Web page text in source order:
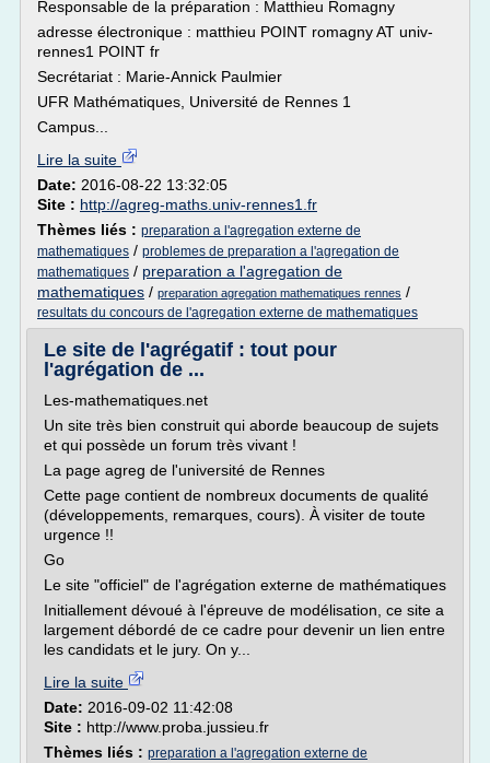
Responsable de la préparation : Matthieu Romagny
adresse électronique : matthieu POINT romagny AT univ-
rennes1 POINT fr
Secrétariat : Marie-Annick Paulmier
UFR Mathématiques, Université de Rennes 1
Campus...
Lire la suite
Date: 2016-08-22 13:32:05
Site : http://agreg-maths.univ-rennes1.fr
Thèmes liés : preparation a l'agregation externe de
mathematiques / problemes de preparation a l'agregation de
mathematiques / preparation a l'agregation de
mathematiques / preparation agregation mathematiques rennes /
resultats du concours de l'agregation externe de mathematiques
Le site de l'agrégatif : tout pour
l'agrégation de ...
Les-mathematiques.net
Un site très bien construit qui aborde beaucoup de sujets
et qui possède un forum très vivant !
La page agreg de l'université de Rennes
Cette page contient de nombreux documents de qualité
(développements, remarques, cours). À visiter de toute
urgence !!
Go
Le site "officiel" de l'agrégation externe de mathématiques
Initiallement dévoué à l'épreuve de modélisation, ce site a
largement débordé de ce cadre pour devenir un lien entre
les candidats et le jury. On y...
Lire la suite
Date: 2016-09-02 11:42:08
Site : http://www.proba.jussieu.fr
Thèmes liés : preparation a l'agregation externe de